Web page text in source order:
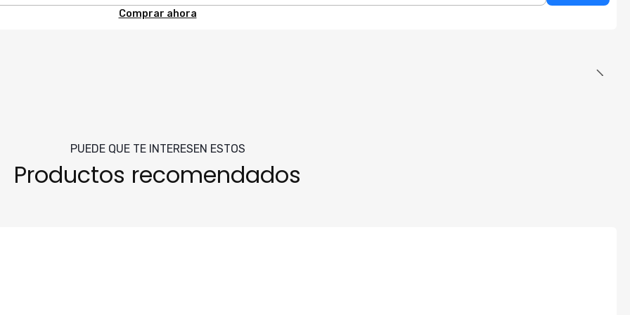
Comprar ahora
PUEDE QUE TE INTERESEN ESTOS
Productos recomendados